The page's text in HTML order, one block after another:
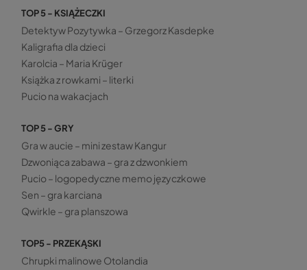
TOP 5 - KSIĄŻECZKI
Detektyw Pozytywka – Grzegorz Kasdepke
Kaligrafia dla dzieci
Karolcia – Maria Krüger
Książka z rowkami – literki
Pucio na wakacjach
TOP 5 - GRY
Gra w aucie – mini zestaw Kangur
Dzwoniąca zabawa – gra z dzwonkiem
Pucio – logopedyczne memo języczkowe
Sen – gra karciana
Qwirkle – gra planszowa
TOP5 - PRZEKĄSKI
Chrupki malinowe Otolandia